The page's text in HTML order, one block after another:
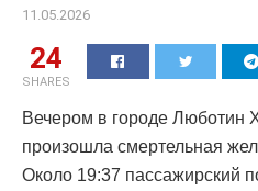
11.05.2026
24
SHARES
Вечером в городе Люботин
произошла смертельная
Около 19:37 пассажирский